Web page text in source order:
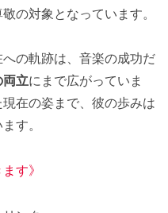
の対象となっています。
の軌跡は、音楽の成功だ
両立にまで広がっていま
在の姿まで、彼の歩みは
す。
す》